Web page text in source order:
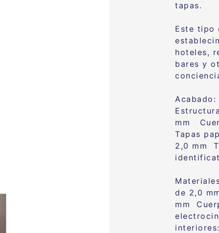
tapas.
Este tipo
hoteles,
bares y
mm
Tapas
2,0 mm
de 2,0
mm